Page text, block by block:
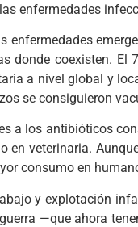
enfermedades
enfermedades
donde coexisten. El
a nivel global y
se consiguieron
a los antibióticos
en veterinaria.
consumo en
y explotación
—que ahora